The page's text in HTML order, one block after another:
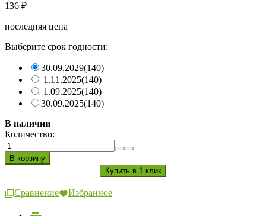
136 ₽
последняя цена
Выберите срок годности:
30.09.2029(140)
1.11.2025(140)
1.09.2025(140)
30.09.2025(140)
В наличии
Количество:
Сравнение Избранное